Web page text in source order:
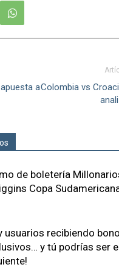
aColombia vs
de boletería
Copa
usuarios recibiendo
y tú podrías ser